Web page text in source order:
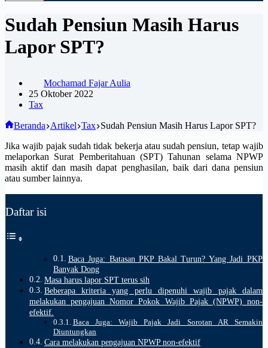
Sudah Pensiun Masih Harus
Lapor SPT?
Mochamad Fajar Aulia
25 Oktober 2022
Tax
Beranda Artikel Tax Sudah Pensiun Masih Harus Lapor SPT?
Jika wajib pajak sudah tidak bekerja atau sudah pensiun, tetap wajib
melaporkan Surat Pemberitahuan (SPT) Tahunan selama NPWP
masih aktif dan masih dapat penghasilan, baik dari dana pensiun
atau sumber lainnya.
Daftar isi
Baca Juga: Batasan PKP Bakal Turun? Yang Jadi PKP
Banyak Dong
Masa harus lapor SPT terus sih
Beberapa kriteria yang perlu dipenuhi wajib pajak dalam
melakukan pengajuan Nomor Pokok Wajib Pajak (NPWP) non-
efektif.
Baca Juga: Wajib Pajak Jadi Sorotan AR Semakin
Diuntungkan
Cara melakukan pengajuan NPWP non-efektif